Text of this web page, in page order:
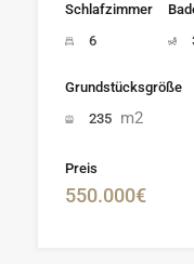
Schlafzimmer
6
Grundstücksgröße
235 m2
Preis
550.000€